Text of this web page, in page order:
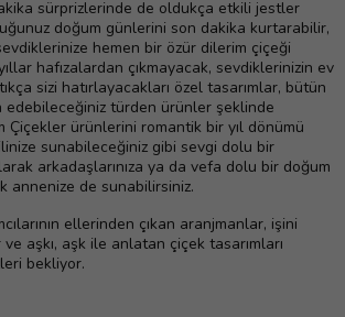
sürprizlerinde de oldukça etkili jestler
doğum günlerini son dakika kurtarabilir,
sevdiklerinize hemen bir özür dilerim çiçeği
hafızalardan çıkmayacak, sevdiklerinizin ev
sizi hatırlayacakları özel tasarımlar, bütün
türden ürünler şeklinde
Çiçekler ürünlerini romantik bir yıl dönümü
sunabileceğiniz gibi sevgi dolu bir
arkadaşlarınıza ya da vefa dolu bir doğum
annenize de sunabilirsiniz.
ellerinden çıkan aranjmanlar, işini
aşkı, aşk ile anlatan çiçek tasarımları
bekliyor.